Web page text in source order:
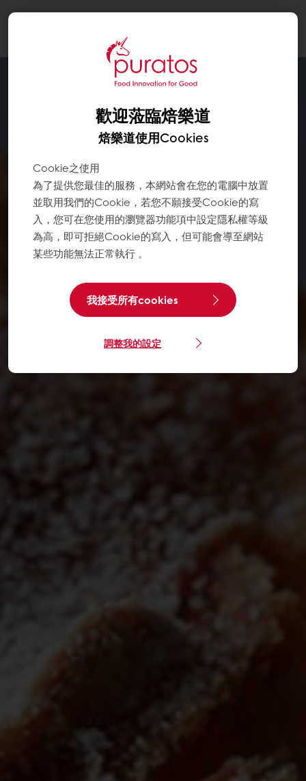
歡迎蒞臨焙樂道
焙樂道使用Cookies
Cookie之使用
為了提供您最佳的服務，本網站會在您的電腦中放置
並取用我們的Cookie，若您不願接受Cookie的寫
入，您可在您使用的瀏覽器功能項中設定隱私權等級
為高，即可拒絕Cookie的寫入，但可能會導至網站
某些功能無法正常執行 。
我接受所有cookies
調整我的設定